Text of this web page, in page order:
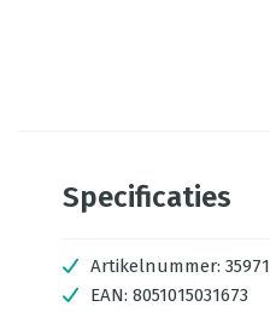
Specificaties
Artikelnummer: 35971
EAN: 8051015031673